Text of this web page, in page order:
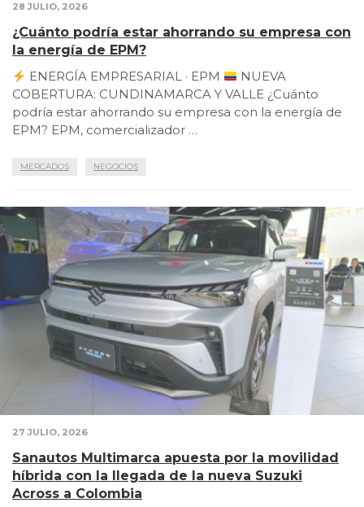
28 JULIO, 2026
¿Cuánto podría estar ahorrando su empresa con
la energía de EPM?
ENERGÍA EMPRESARIAL · EPM
NUEVA
COBERTURA: CUNDINAMARCA Y VALLE ¿Cuánto
podría estar ahorrando su empresa con la energía de
EPM? EPM, comercializador …
MERCADOS NEGOCIOS
27 JULIO, 2026
Sanautos Multimarca apuesta por la movilidad
híbrida con la llegada de la nueva Suzuki
Across a Colombia